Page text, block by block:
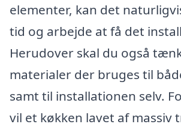
elementer, kan det
tid og arbejde at få det
Herudover skal du også
materialer der bruges til
samt til installationen selv.
vil et køkken lavet af massiv